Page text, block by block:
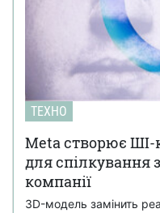
ТЕХНО
Meta створює
для спілкування
компанії
3D-модель замінить